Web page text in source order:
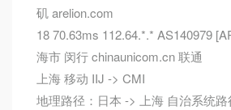
矶 arelion.com
18 70.63ms 112.64.*.* AS140979
海市 闵行 chinaunicom.cn 联通
上海 移动 IIJ -> CMI
地理路径：日本 -> 上海 自治系统路